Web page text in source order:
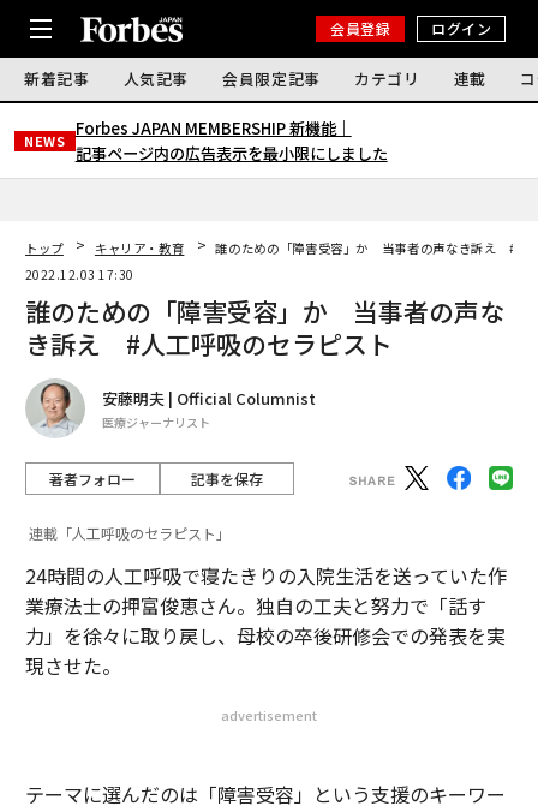
会員登録 ログイン
新着記事 人気記事 会員限定記事 カテゴリ 連載
NEWS
Forbes JAPAN MEMBERSHIP 新機能｜
記事ページ内の広告表示を最小限にしました
トップ キャリア・教育
誰のための「障害受容」か 当事者の声なき訴え #人
2022.12.03 17:30
誰のための「障害受容」か 当事者の声な
き訴え #人工呼吸のセラピスト
安藤明夫 | Official Columnist
医療ジャーナリスト
著者フォロー 記事を保存
連載「人工呼吸のセラピスト」
24時間の人工呼吸で寝たきりの入院生活を送っていた作
業療法士の押富俊恵さん。独自の工夫と努力で「話す
力」を徐々に取り戻し、母校の卒後研修会での発表を実
現させた。
advertisement
テーマに選んだのは「障害受容」という支援のキーワー